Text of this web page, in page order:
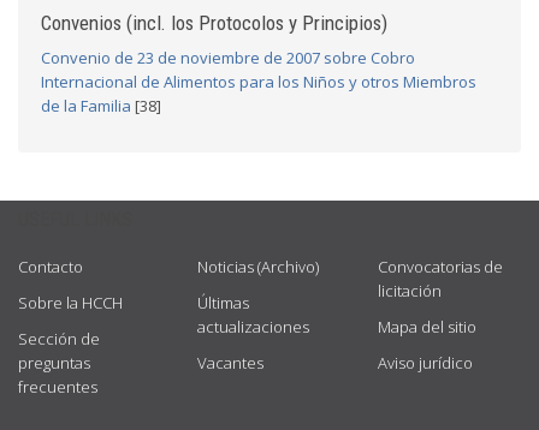
Convenios (incl. los Protocolos y Principios)
Convenio de 23 de noviembre de 2007 sobre Cobro
Internacional de Alimentos para los Niños y otros Miembros
de la Familia [38]
Contacto
Sobre la HCCH
Sección de
preguntas
frecuentes
Noticias (Archivo)
Últimas
actualizaciones
Vacantes
Convocatorias de
licitación
Mapa del sitio
Aviso jurídico